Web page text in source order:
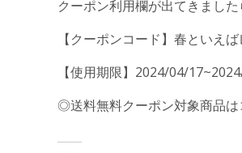
クーポン利用欄が出てきまし
【クーポンコード】春といえ
【使用期限】2024/04/
◎送料無料クーポン対象商品